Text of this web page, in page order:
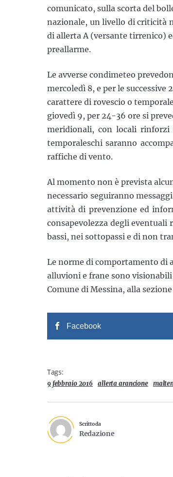
comunicato, sulla scorta del
nazionale, un livello di criticità
di allerta A (versante tirrenico)
preallarme.
Le avverse condimeteo
mercoledì 8, e per le
carattere di rovescio o
giovedì 9, per 24-36 ore si
meridionali, con locali rinforzi
temporaleschi saranno
raffiche di vento.
Al momento non è prevista
necessario seguiranno
attività di prevenzione ed
consapevolezza degli eventuali
bassi, nei sottopassi e di non
Le norme di comportamento di
alluvioni e frane sono
Comune di Messina, alla
Facebook
Tags:
9 febbraio 2016 allerta arancione
Scritto da
Redazione